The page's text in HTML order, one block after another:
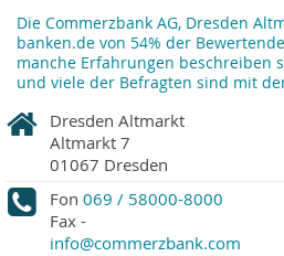
Die Commerzbank AG, Dresden
banken.de von 54% der
manche Erfahrungen beschreiben
und viele der Befragten sind mit
Dresden Altmarkt
Altmarkt 7
01067 Dresden
Fon 069 / 58000-8000
Fax -
info@commerzbank.com